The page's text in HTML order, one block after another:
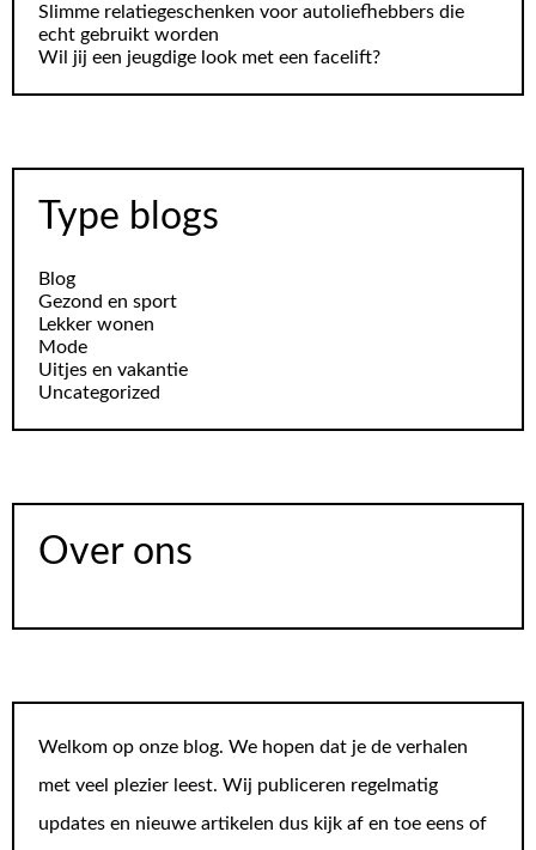
Slimme relatiegeschenken voor autoliefhebbers die
echt gebruikt worden
Wil jij een jeugdige look met een facelift?
Type blogs
Blog
Gezond en sport
Lekker wonen
Mode
Uitjes en vakantie
Uncategorized
Over ons
Welkom op onze blog. We hopen dat je de verhalen
met veel plezier leest. Wij publiceren regelmatig
updates en nieuwe artikelen dus kijk af en toe eens of